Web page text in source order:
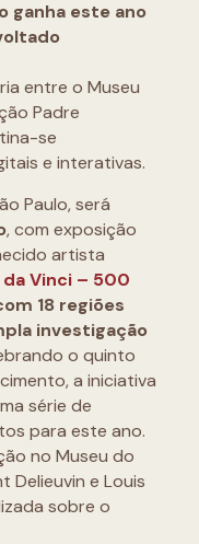
ganha este ano
entre o Museu
Padre
se
e interativas.
Paulo, será
, com exposição
artista
da Vinci – 500
18 regiões
investigação
o quinto
a iniciativa
série de
para este ano.
no Museu do
Delieuvin e Louis
sobre o